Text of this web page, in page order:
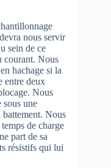
nous servir
sein de ce
courant. Nous
hachage si la
entre deux
Nous
une
battement. Nous
de charge
part de sa
résistifs qui lui